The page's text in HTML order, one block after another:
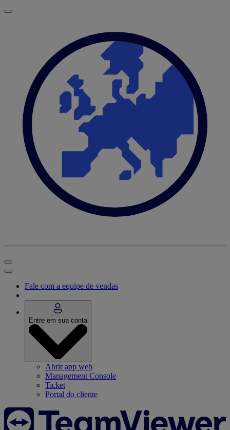
Fale com a equipe de vendas
Entre em sua conta
Abrir app web
Management Console
Ticket
Portal do cliente